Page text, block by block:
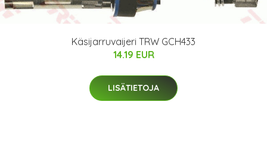
Käsijarruvaijeri TRW GCH433
14.19 EUR
LISÄTIETOJA